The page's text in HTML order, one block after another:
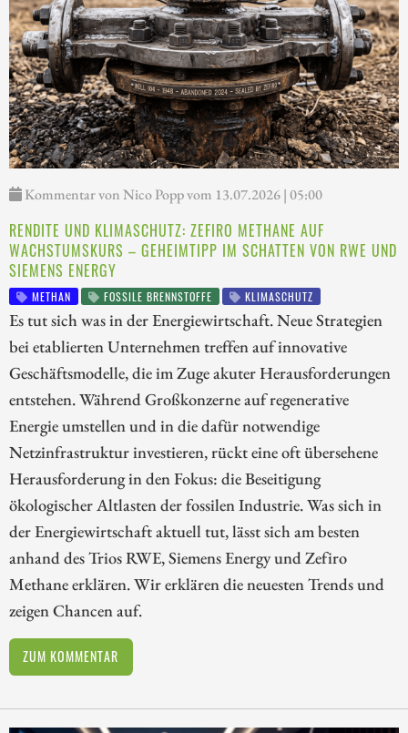
Kommentar von Nico Popp vom 13.07.2026 | 05:00
RENDITE UND KLIMASCHUTZ: ZEFIRO METHANE AUF
WACHSTUMSKURS – GEHEIMTIPP IM SCHATTEN VON RWE UND
SIEMENS ENERGY
METHAN FOSSILE BRENNSTOFFE KLIMASCHUTZ
Es tut sich was in der Energiewirtschaft. Neue Strategien
bei etablierten Unternehmen treffen auf innovative
Geschäftsmodelle, die im Zuge akuter Herausforderungen
entstehen. Während Großkonzerne auf regenerative
Energie umstellen und in die dafür notwendige
Netzinfrastruktur investieren, rückt eine oft übersehene
Herausforderung in den Fokus: die Beseitigung
ökologischer Altlasten der fossilen Industrie. Was sich in
der Energiewirtschaft aktuell tut, lässt sich am besten
anhand des Trios RWE, Siemens Energy und Zefiro
Methane erklären. Wir erklären die neuesten Trends und
zeigen Chancen auf.
ZUM KOMMENTAR